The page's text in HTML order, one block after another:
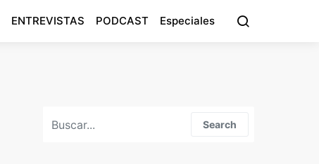
ENTREVISTAS PODCAST Especiales
Search